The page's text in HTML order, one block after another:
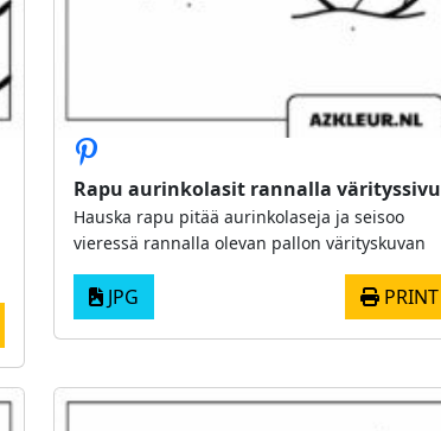
Rapu aurinkolasit rannalla värityssivu
Hauska rapu pitää aurinkolaseja ja seisoo
vieressä rannalla olevan pallon värityskuvan
JPG PRINT